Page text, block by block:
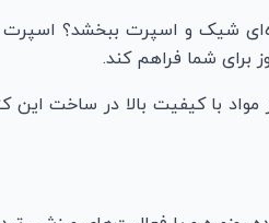
برای شما فراهم کند.
با کیفیت بالا در ساخت این